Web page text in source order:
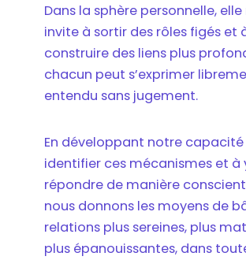
Dans la sphère personnelle, elle
invite à sortir des rôles figés et
construire des liens plus
chacun peut s’exprimer
entendu sans jugement.
En développant notre capacité
identifier ces mécanismes et à
répondre de manière
nous donnons les moyens de
relations plus sereines, plus
plus épanouissantes, dans